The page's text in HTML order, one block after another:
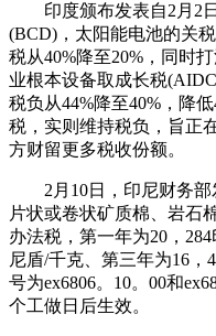
印度颁布发表自2月2日
(BCD)，太阳能电池的关
税从40%降至20%，同时
业根本设备取成长税
税负从44%降至40%，降
税，实则维持税负，旨正
方财留更多税收份额。
2月10日，印尼财务部
片状或卷状矿质棉、岩石
办法税，第一年为20，
尼盾/千克、第三年为16
号为ex6806。10。00和
个工做日后生效。